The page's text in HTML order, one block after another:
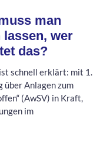
man
lassen, wer
das?
ist schnell erklärt: mit 1.
über Anlagen zum
(AwSV) in Kraft,
im